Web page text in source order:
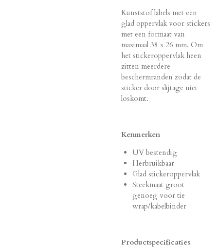
Kunststof labels met een
glad oppervlak voor stickers
met een formaat van
maximaal 38 x 26 mm. Om
het stickeroppervlak heen
zitten meerdere
beschermranden zodat de
sticker door slijtage niet
loskomt.
Kenmerken
UV bestendig
Herbruikbaar
Glad stickeroppervlak
Steekmaat groot
genoeg voor tie
wrap/kabelbinder
Productspecificaties